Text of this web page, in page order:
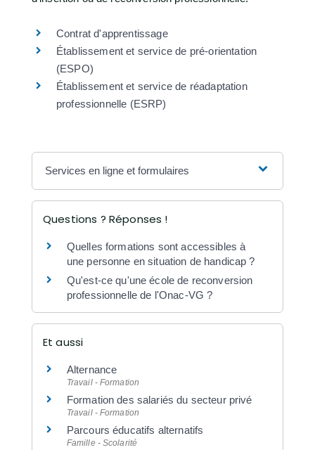
Contrat d'apprentissage
Établissement et service de pré-orientation
(ESPO)
Établissement et service de réadaptation
professionnelle (ESRP)
Services en ligne et formulaires
Questions ? Réponses !
Quelles formations sont accessibles à
une personne en situation de handicap ?
Qu'est-ce qu'une école de reconversion
professionnelle de l'Onac-VG ?
Et aussi
Alternance
Travail - Formation
Formation des salariés du secteur privé
Travail - Formation
Parcours éducatifs alternatifs
Famille - Scolarité